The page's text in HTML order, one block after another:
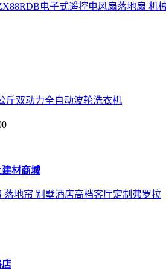
电子式遥控电风扇落地扇 机
斤双动力全自动波轮洗衣机
材商城
落地帘 别墅酒店高档客厅定制弗罗拉
店